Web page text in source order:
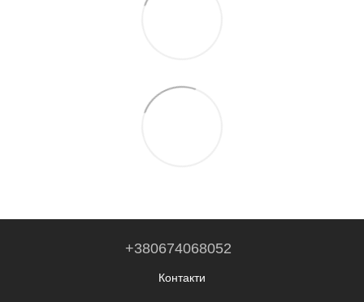
+380674068052
Контакти